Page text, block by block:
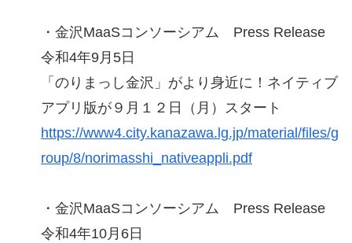
・金沢MaaSコンソーシアム Press Release
令和4年9月5日
「のりまっし金沢」がより身近に！ネイティブ
アプリ版が９月１２日（月）スタート
https://www4.city.kanazawa.lg.jp/material/files/g
roup/8/norimasshi_nativeappli.pdf
・金沢MaaSコンソーシアム Press Release
令和4年10月6日